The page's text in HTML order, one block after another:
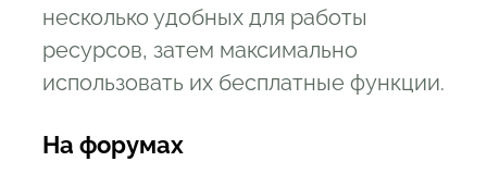
несколько удобных для работы
ресурсов, затем максимально
использовать их бесплатные функции.
На форумах